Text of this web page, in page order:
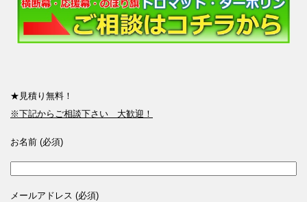
★見積り無料！
※下記からご相談下さい 大歓迎！
お名前 (必須)
メールアドレス (必須)